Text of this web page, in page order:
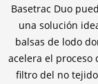
Basetrac Duo
una solución
balsas de lodo
acelera el proceso
filtro del no